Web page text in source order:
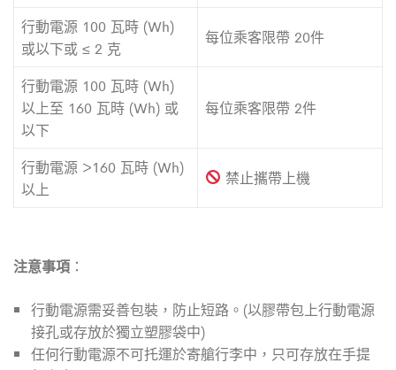
行動電源 100 瓦時 (Wh)
或以下或 ≤ 2 克
每位乘客限帶 20件
行動電源 100 瓦時 (Wh)
以上至 160 瓦時 (Wh) 或
以下
每位乘客限帶 2件
行動電源 >160 瓦時 (Wh)
以上
禁止攜帶上機
注意事項 ：
行動電源需妥善包裝，防止短路。(以膠帶包上行動電源
接孔或存放於獨立塑膠袋中)
任何行動電源不可托運於寄艙行李中，只可存放在手提